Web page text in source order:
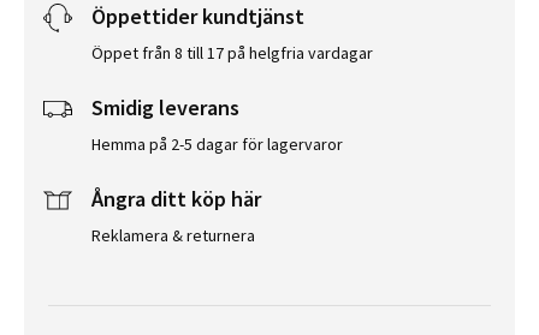
Öppettider kundtjänst
Öppet från 8 till 17 på helgfria vardagar
Smidig leverans
Hemma på 2-5 dagar för lagervaror
Ångra ditt köp här
Reklamera & returnera